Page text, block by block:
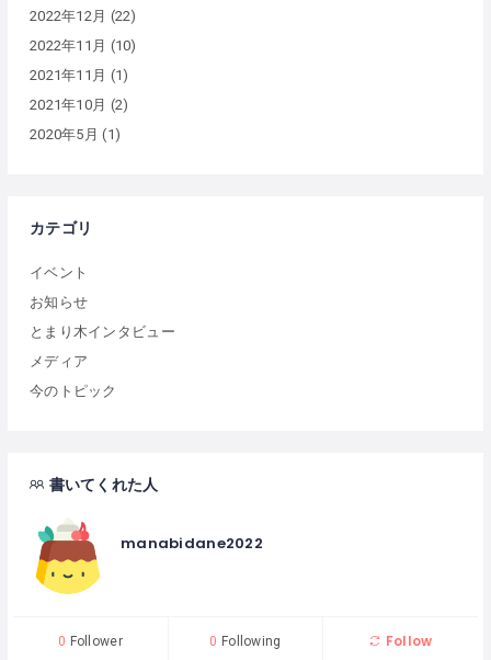
2022年12月 (22)
2022年11月 (10)
2021年11月 (1)
2021年10月 (2)
2020年5月 (1)
カテゴリ
イベント
お知らせ
とまり木インタビュー
メディア
今のトピック
書いてくれた人
manabidane2022
0 Follower 0 Following Follow